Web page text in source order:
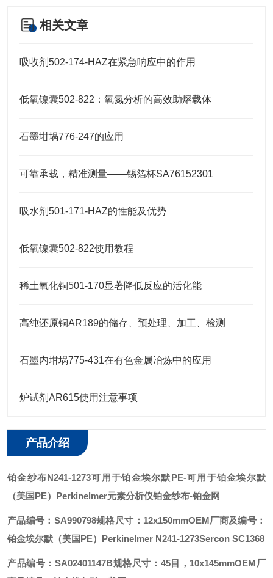
相关文章
吸收剂502-174-HAZ在紧急响应中的作用
低氧镍囊502-822：氧氮分析的高效助熔载体
石墨坩埚776-247的应用
可靠承载，精准测量——锡箔杯SA76152301
吸水剂501-171-HAZ的性能及优势
低氧镍囊502-822使用教程
稀土氧化铜501-170显著降低反应的活化能
高纯还原铜AR189的储存、预处理、加工、检测
石墨内坩埚775-431在有色金属冶炼中的应用
炉试剂AR615使用注意事项
产品介绍
铂金纱布N241-1273可用于铂金埃尔默PE-可用于铂金埃尔默
（美国PE）Perkinelmer元素分析仪铂金纱布-铂金网
产品编号：SA990798规格尺寸：12x150mmOEM厂商及编号：
铂金埃尔默（美国PE）Perkinelmer N241-1273Sercon SC1368
产品编号：SA02401147B规格尺寸：45目，10x145mmOEM厂